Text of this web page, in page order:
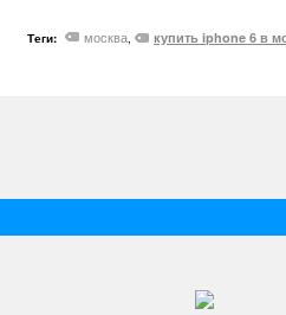
Теги: москва, купить iphone 6 в